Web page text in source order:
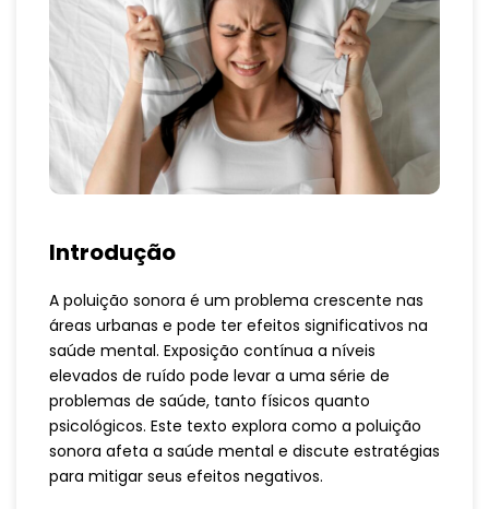
Introdução
A poluição sonora é um problema crescente nas
áreas urbanas e pode ter efeitos significativos na
saúde mental. Exposição contínua a níveis
elevados de ruído pode levar a uma série de
problemas de saúde, tanto físicos quanto
psicológicos. Este texto explora como a poluição
sonora afeta a saúde mental e discute estratégias
para mitigar seus efeitos negativos.